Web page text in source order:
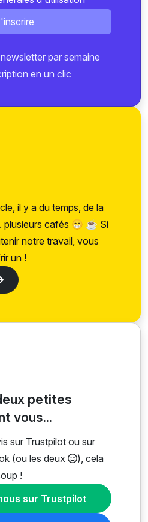
par semaine
en un clic
il y a du temps, de la
plusieurs cafés 😁 ☕ Si
notre travail, vous
un !
petites
vous...
sur Trustpilot ou sur
(ou les deux
), cela
!
sur Trustpilot